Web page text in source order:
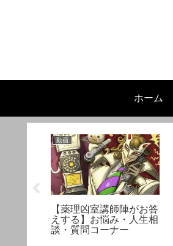
ホーム
動画
【薬理凶室講師陣がお答
えする】お悩み・人生相
談・質問コーナー